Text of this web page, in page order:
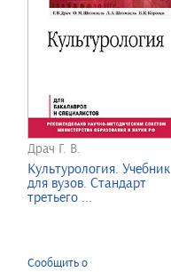
Драч Г. В.
Культурология. Учебник
для вузов. Стандарт
третьего ...
Сообщить о